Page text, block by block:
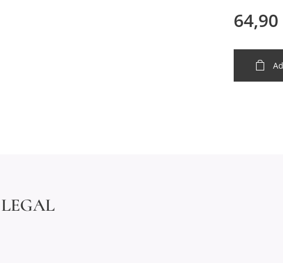
64,90